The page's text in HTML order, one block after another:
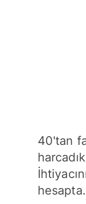
40'tan
hesapta.